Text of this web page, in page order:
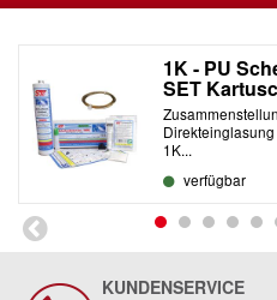
1K - PU
SET
1K...
verfügbar
KUNDENSERVICE